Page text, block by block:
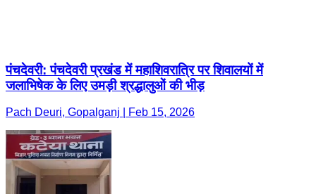
पंचदेवरी: पंचदेवरी प्रखंड में महाशिवरात्रि पर शिवालयों में
जलाभिषेक के लिए उमड़ी श्रद्धालुओं की भीड़
Pach Deuri, Gopalganj | Feb 15, 2026